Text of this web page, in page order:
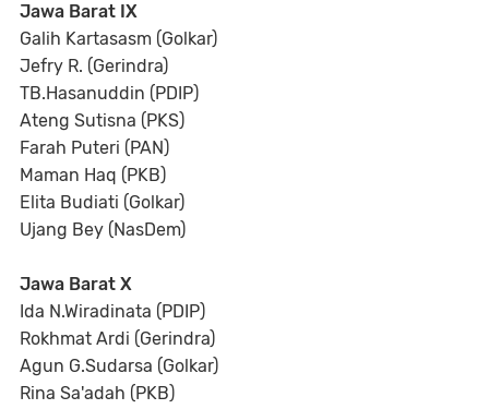
Jawa Barat IX
Galih Kartasasm (Golkar)
Jefry R. (Gerindra)
TB.Hasanuddin (PDIP)
Ateng Sutisna (PKS)
Farah Puteri (PAN)
Maman Haq (PKB)
Elita Budiati (Golkar)
Ujang Bey (NasDem)
Jawa Barat X
Ida N.Wiradinata (PDIP)
Rokhmat Ardi (Gerindra)
Agun G.Sudarsa (Golkar)
Rina Sa'adah (PKB)